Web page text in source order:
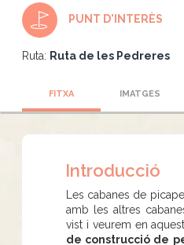
PUNT D'INTERÈS
Ruta: Ruta de les Pedreres
FITXA IMATGES
Introducció
Les cabanes de
amb les altres
vist i veurem en
de construcció de